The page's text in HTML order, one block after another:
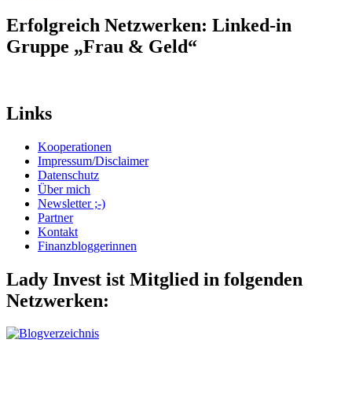
Erfolgreich Netzwerken: Linked-in
Gruppe „Frau & Geld“
Links
Kooperationen
Impressum/Disclaimer
Datenschutz
Über mich
Newsletter ;-)
Partner
Kontakt
Finanzbloggerinnen
Lady Invest ist Mitglied in folgenden
Netzwerken: